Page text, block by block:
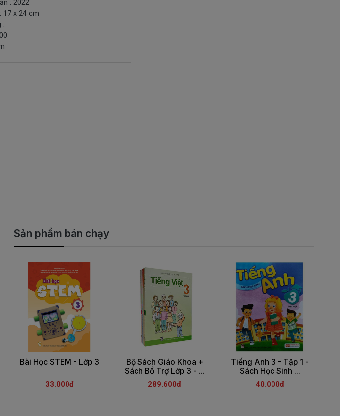
: 2022
17 x 24 cm
:
Sản phẩm bán chạy
Bài Học STEM - Lớp 3
33.000đ
Bộ Sách Giáo Khoa +
Sách Bổ Trợ Lớp 3 - ...
289.600đ
Tiếng Anh 3 - Tập 1 -
Sách Học Sinh ...
40.000đ